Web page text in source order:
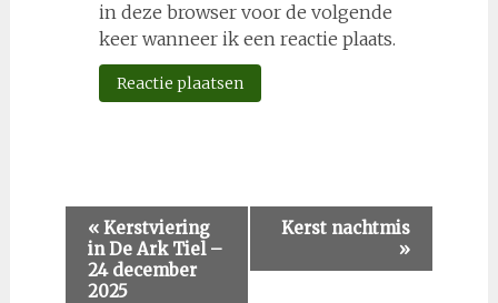
in deze browser voor de volgende
keer wanneer ik een reactie plaats.
Evenement
Navigatie
«Kerstviering
in De Ark Tiel –
24 december
2025
Kerst nachtmis
»